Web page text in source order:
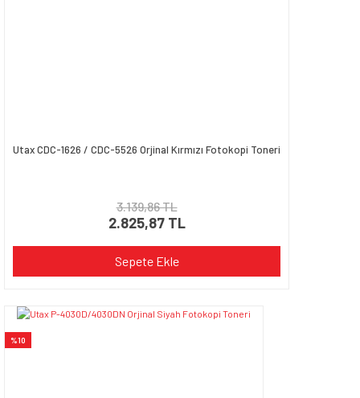
Utax CDC-1626 / CDC-5526 Orjinal Kırmızı Fotokopi Toneri
3.139,86 TL
2.825,87 TL
Sepete Ekle
%10